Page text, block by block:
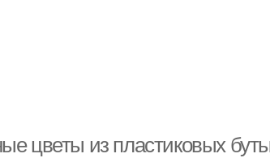
цветы из пластиковых